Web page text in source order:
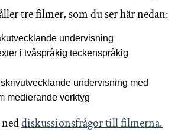
tre filmer, som du ser här nedan:
undervisning
i tvåspråkig teckenspråkig
undervisning med
medierande verktyg
diskussionsfrågor till filmerna.